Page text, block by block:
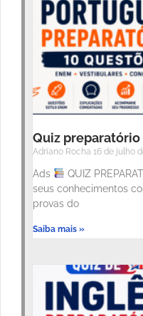
Quiz
Adriano Rocha 16 de julho
Ads
QUIZ
seus conhecimentos
provas do
Saiba mais »